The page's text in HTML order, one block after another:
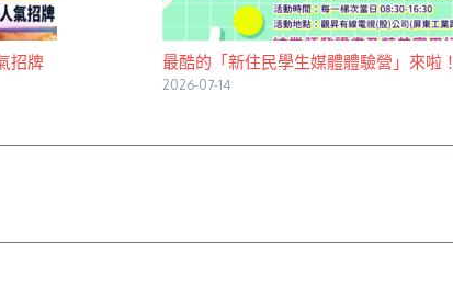
招牌 最酷的「新住民學生媒體體驗營」來啦！
2026-07-14